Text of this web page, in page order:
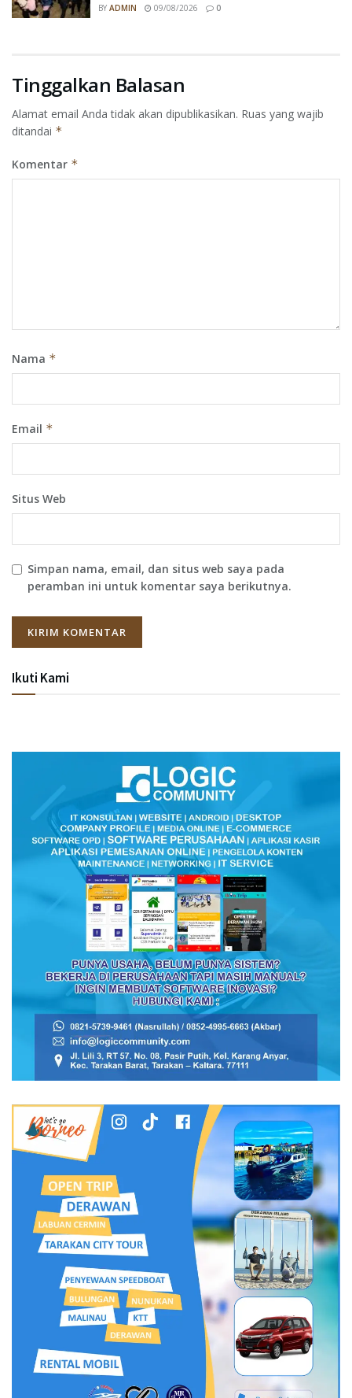
BY ADMIN 09/08/2026 0
Tinggalkan Balasan
Alamat email Anda tidak akan dipublikasikan. Ruas yang wajib
ditandai *
Komentar *
Nama *
Email *
Situs Web
Simpan nama, email, dan situs web saya pada
peramban ini untuk komentar saya berikutnya.
Ikuti Kami